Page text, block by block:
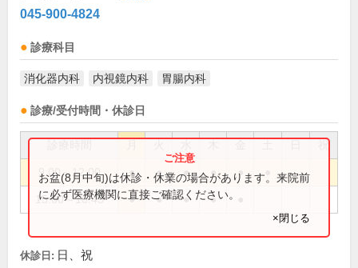
045-900-4824
診療科目
消化器内科 内視鏡内科 胃腸内科
診療/受付時間・休診日
祝
9:00～12:00 ● ● ● ● ●
15:00～16:45 ● ● ● ●
お盆(8月中旬)は休診・休業の場合があります。来院前
に必ず医療機関に直接ご確認ください。
×閉じる
休診日: 日、祝